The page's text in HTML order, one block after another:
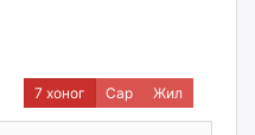
7 хоног Сар Жил